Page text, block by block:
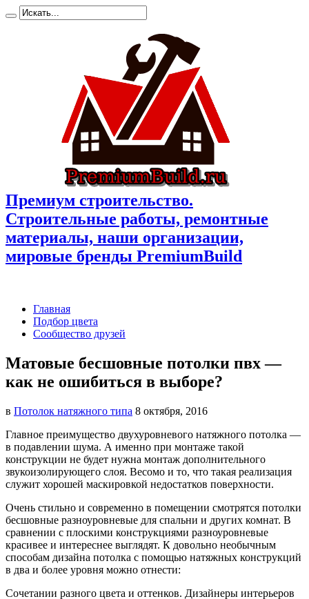
Премиум cтроительство.
Cтроительные работы, ремонтные
материалы, наши организации,
мировые бренды PremiumBuild
Главная
Подбор цвета
Сообщество друзей
Матовые бесшовные потолки пвх —
как не ошибиться в выборе?
в Потолок натяжного типа 8 октября, 2016
Главное преимущество двухуровневого натяжного потолка —
в подавлении шума. А именно при монтаже такой
конструкции не будет нужна монтаж дополнительного
звукоизолирующего слоя. Весомо и то, что такая реализация
служит хорошей маскировкой недостатков поверхности.
Очень стильно и современно в помещении смотрятся потолки
бесшовные разноуровневые для спальни и других комнат. В
сравнении с плоскими конструкциями разноуровневые
красивее и интереснее выглядят. К довольно необычным
способам дизайна потолка с помощью натяжных конструкций
в два и более уровня можно отнести:
Сочетании разного цвета и оттенков. Дизайнеры интерьеров